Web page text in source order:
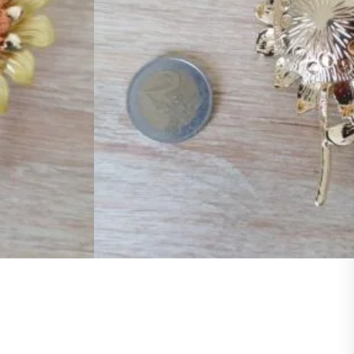
A propos
Guide des pierres
Liste des vertus
Contact
au panier
Comparer